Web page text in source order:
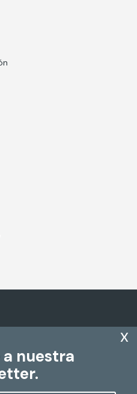
nuestra
x